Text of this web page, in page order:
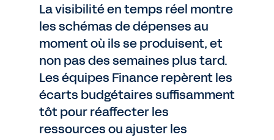
La visibilité en temps réel montre
les schémas de dépenses au
moment où ils se produisent, et
non pas des semaines plus tard.
Les équipes Finance repèrent les
écarts budgétaires suffisamment
tôt pour réaffecter les
ressources ou ajuster les